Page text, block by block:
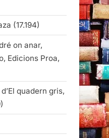
(17.194)
on anar,
Edicions Proa,
quadern gris,